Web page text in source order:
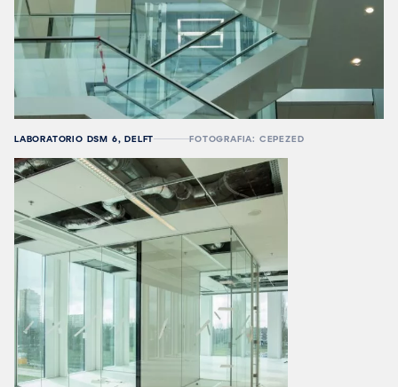
LABORATORIO DSM 6, DELFT FOTOGRAFIA: CEPEZED